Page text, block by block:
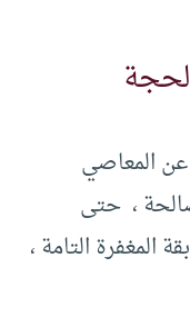
عن المعاصي
، حتى
المغفرة التامة ،